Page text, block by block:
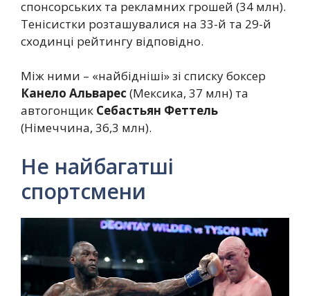
спонсорських та рекламних грошей (34 млн).
Тенісистки розташувалися на 33-й та 29-й
сходинці рейтингу відповідно.
Між ними – «найбідніші» зі списку боксер
Канело Альварес (Мексика, 37 млн) та
автогонщик Себастьян Феттель
(Німеччина, 36,3 млн).
Не найбагатші
спортсмени